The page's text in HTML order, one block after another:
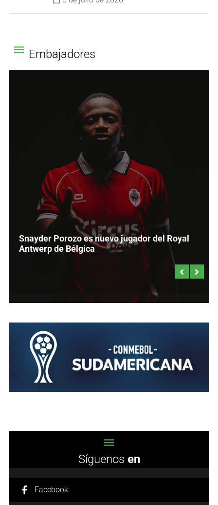
Embajadores
Snayder Porozo es nuevo jugador del Royal
Antwerp de Bélgica
Síguenos en
Facebook